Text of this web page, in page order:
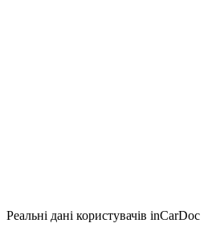
Реальні дані користувачів inCarDoc